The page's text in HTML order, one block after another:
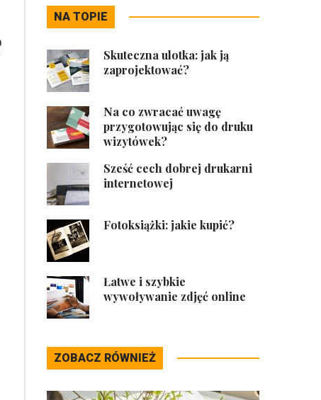
NA TOPIE
Skuteczna ulotka: jak ją
zaprojektować?
Na co zwracać uwagę
przygotowując się do druku
wizytówek?
Sześć cech dobrej drukarni
internetowej
Fotoksiążki: jakie kupić?
Łatwe i szybkie
wywoływanie zdjęć online
ZOBACZ RÓWNIEŻ